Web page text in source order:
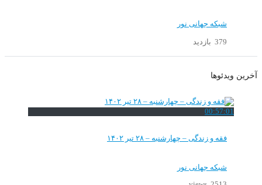
شبکه جهانی نور
379 بازدید
آخرین ویدئوها
00:57:01
فقه و زندگی – چهارشنبه – ۲۸ تیر ۱۴۰۲
شبکه جهانی نور